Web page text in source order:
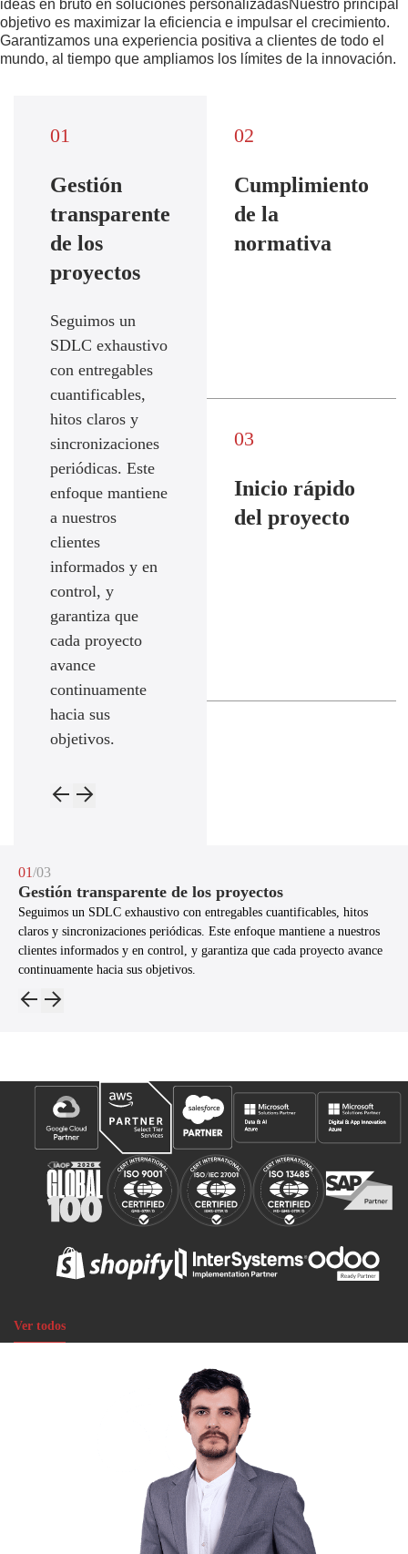
ideas en bruto en soluciones personalizadasNuestro principal
objetivo es maximizar la eficiencia e impulsar el crecimiento.
Garantizamos una experiencia positiva a clientes de todo el
mundo, al tiempo que ampliamos los límites de la innovación.
01
Gestión
transparente
de los
proyectos
Seguimos un
SDLC exhaustivo
con entregables
cuantificables,
hitos claros y
sincronizaciones
periódicas. Este
enfoque mantiene
a nuestros
clientes
informados y en
control, y
garantiza que
cada proyecto
avance
continuamente
hacia sus
objetivos.
02
Cumplimiento
de la
normativa
03
Inicio rápido
del proyecto
01/03
Gestión transparente de los proyectos
Seguimos un SDLC exhaustivo con entregables cuantificables, hitos
claros y sincronizaciones periódicas. Este enfoque mantiene a nuestros
clientes informados y en control, y garantiza que cada proyecto avance
continuamente hacia sus objetivos.
Ver todos